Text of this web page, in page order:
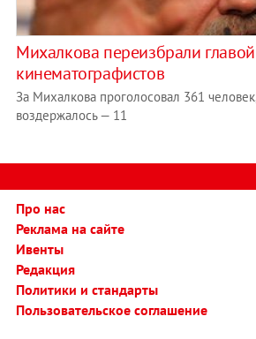
Михалкова переизбрали
кинематографистов
За Михалкова проголосовал 361
воздержалось — 11
Про нас
Реклама на сайте
Ивенты
Редакция
Политики и стандарты
Пользовательское соглашение